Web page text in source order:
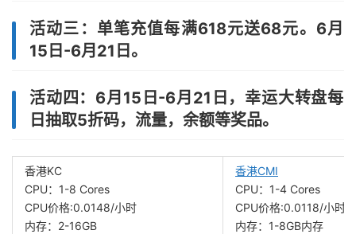
活动三： 单笔充值每满618元送68元。6月
15日-6月21日。
活动四： 6月15日-6月21日，幸运大转盘每
日抽取5折码，流量，余额等奖品。
香港KC
CPU：1-8 Cores
CPU价格:0.0148/小时
内存：2-16GB
香港CMI
CPU：1-4 Cores
CPU价格:0.0118/小时
内存：1-8GB内存